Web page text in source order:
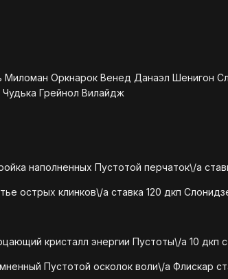
Оркнарок Венед Данаэл Шенигон
Грейнол Вилайдж
наполненных Пустотой перчаток\/a
острых клинков\/a ставка 120 дкп
кристалл энергии Пустоты\/a 10 дкп
Пустотой осколок воли\/a Флискар